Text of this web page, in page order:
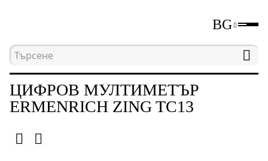
BG
Начална страница Електрически
ЦИФРОВ МУЛТИМЕТЪР
ERMENRICH ZING TC13